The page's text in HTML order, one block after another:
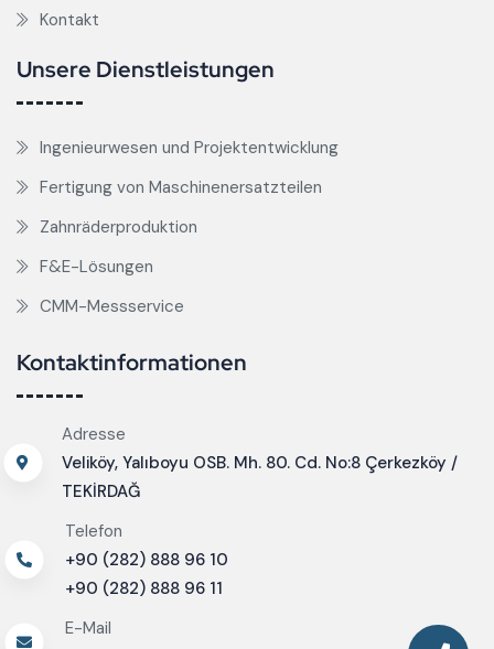
Kontakt
Unsere Dienstleistungen
Ingenieurwesen und Projektentwicklung
Fertigung von Maschinenersatzteilen
Zahnräderproduktion
F&E-Lösungen
CMM-Messservice
Kontaktinformationen
Adresse
Veliköy, Yalıboyu OSB. Mh. 80. Cd. No:8 Çerkezköy /
TEKİRDAĞ
Telefon
+90 (282) 888 96 10
+90 (282) 888 96 11
E-Mail